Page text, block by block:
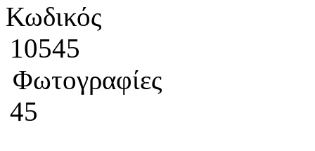
Κωδικός
10545
Φωτογραφίες
45